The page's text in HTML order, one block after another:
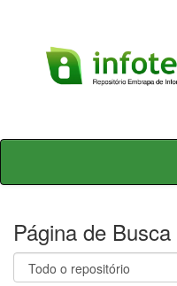
Skip
Página de Busca